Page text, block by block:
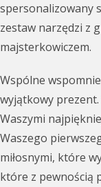
spersonalizowany
zestaw narzędzi z
majsterkowiczem.
Wspólne
wyjątkowy
Waszymi
Waszego
miłosnymi, które
które z pewnością